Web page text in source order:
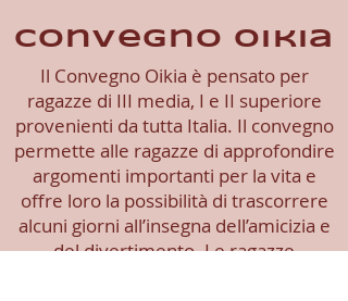
Convegno oikia
Il Convegno Oikia è pensato per
ragazze di III media, I e II superiore
provenienti da tutta Italia. Il convegno
permette alle ragazze di approfondire
argomenti importanti per la vita e
offre loro la possibilità di trascorrere
alcuni giorni all’insegna dell’amicizia e
del divertimento.Le ragazze